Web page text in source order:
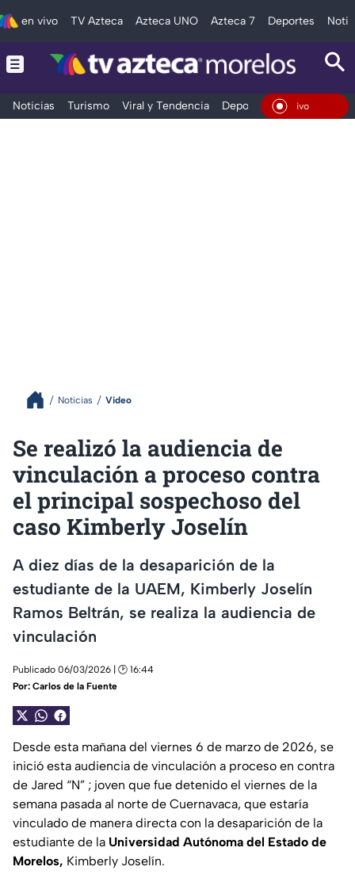
en vivo TV Azteca Azteca UNO Azteca 7 Deportes
Noticias Turismo Viral y Tendencia Deportes Espectáculos
En Vivo
Noticias Video
Se realizó la audiencia de
vinculación a proceso contra
el principal sospechoso del
caso Kimberly Joselín
A diez días de la desaparición de la
estudiante de la UAEM, Kimberly Joselín
Ramos Beltrán, se realiza la audiencia de
vinculación
Publicado 06/03/2026 | 🕑 16:44
Por: Carlos de la Fuente
Desde esta mañana del viernes 6 de marzo de 2026, se
inició esta audiencia de vinculación a proceso en contra
de Jared “N” ; joven que fue detenido el viernes de la
semana pasada al norte de Cuernavaca, que estaría
vinculado de manera directa con la desaparición de la
estudiante de la Universidad Autónoma del Estado de
Morelos, Kimberly Joselín.